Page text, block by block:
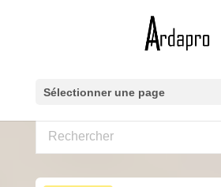
Sélectionner une page